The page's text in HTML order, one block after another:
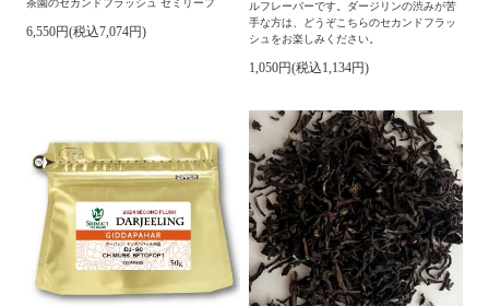
茶園のセカンドフラッシュ セミリーフ
6,550円(税込7,074円)
ルフレーバーです。ダージリンの渋みが苦
手な方は、どうぞこちらのセカンドフラッ
シュをお楽しみください。
1,050円(税込1,134円)